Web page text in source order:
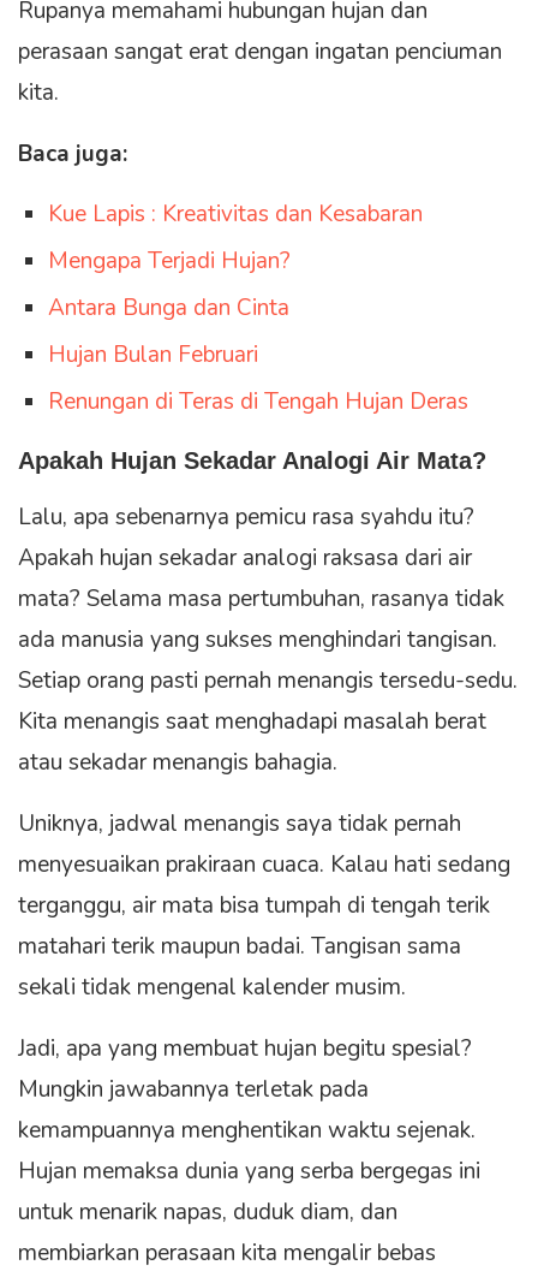
Rupanya memahami hubungan hujan dan
perasaan sangat erat dengan ingatan penciuman
kita.
Baca juga:
Kue Lapis : Kreativitas dan Kesabaran
Mengapa Terjadi Hujan?
Antara Bunga dan Cinta
Hujan Bulan Februari
Renungan di Teras di Tengah Hujan Deras
Apakah Hujan Sekadar Analogi Air Mata?
Lalu, apa sebenarnya pemicu rasa syahdu itu?
Apakah hujan sekadar analogi raksasa dari air
mata? Selama masa pertumbuhan, rasanya tidak
ada manusia yang sukses menghindari tangisan.
Setiap orang pasti pernah menangis tersedu-sedu.
Kita menangis saat menghadapi masalah berat
atau sekadar menangis bahagia.
Uniknya, jadwal menangis saya tidak pernah
menyesuaikan prakiraan cuaca. Kalau hati sedang
terganggu, air mata bisa tumpah di tengah terik
matahari terik maupun badai. Tangisan sama
sekali tidak mengenal kalender musim.
Jadi, apa yang membuat hujan begitu spesial?
Mungkin jawabannya terletak pada
kemampuannya menghentikan waktu sejenak.
Hujan memaksa dunia yang serba bergegas ini
untuk menarik napas, duduk diam, dan
membiarkan perasaan kita mengalir bebas